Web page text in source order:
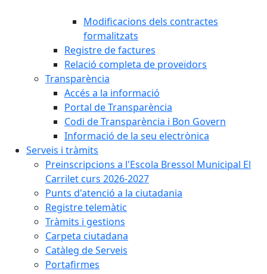
Modificacions dels contractes
formalitzats
Registre de factures
Relació completa de proveïdors
Transparència
Accés a la informació
Portal de Transparència
Codi de Transparència i Bon Govern
Informació de la seu electrònica
Serveis i tràmits
Preinscripcions a l'Escola Bressol Municipal El
Carrilet curs 2026-2027
Punts d'atenció a la ciutadania
Registre telemàtic
Tràmits i gestions
Carpeta ciutadana
Catàleg de Serveis
Portafirmes